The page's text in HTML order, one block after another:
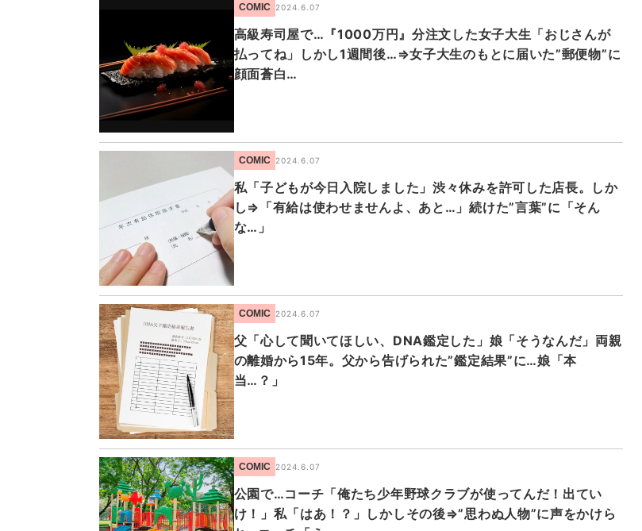
COMIC 2024.6.07
高級寿司屋で…『1000万円』分注文した女子大生「おじさんが
払ってね」しかし1週間後…⇒女子大生のもとに届いた”郵便物”に
顔面蒼白…
COMIC 2024.6.07
私「子どもが今日入院しました」渋々休みを許可した店長。しか
し⇒「有給は使わせませんよ、あと…」続けた”言葉”に「そん
な…」
COMIC 2024.6.07
父「心して聞いてほしい、DNA鑑定した」娘「そうなんだ」両親
の離婚から15年。父から告げられた”鑑定結果”に…娘「本
当…？」
COMIC 2024.6.07
公園で…コーチ「俺たち少年野球クラブが使ってんだ！出てい
け！」私「はあ！？」しかしその後⇒”思わぬ人物”に声をかけら